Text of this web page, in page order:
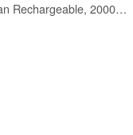
BougeRV Portable Fan Rechargeable, 20000mAh Battery Powered Fans, Black